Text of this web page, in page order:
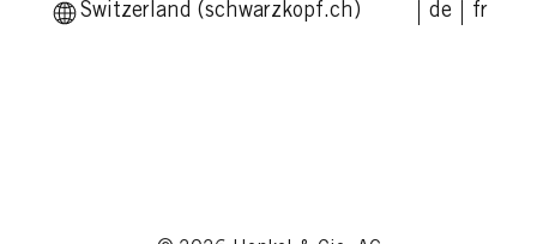
Switzerland (schwarzkopf.ch) de fr